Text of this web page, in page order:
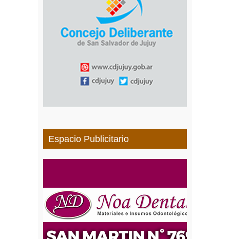
Espacio Publicitario